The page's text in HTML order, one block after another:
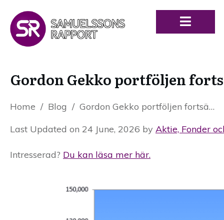
Gordon Gekko portföljen
Home / Blog /
Gordon Gekko portföljen fortsätter uppåt | (Avkastning & Diagram)
Last Updated on 24 June, 2026 by Aktie, Fonder
Intresserad? Du kan läsa mer här.